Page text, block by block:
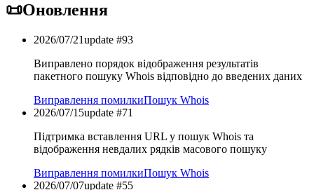
📜Оновлення
2026/07/21update #93
Виправлено порядок відображення результатів
пакетного пошуку Whois відповідно до введених даних
Виправлення помилкиПошук Whois
2026/07/15update #71
Підтримка вставлення URL у пошук Whois та
відображення невдалих рядків масового пошуку
Виправлення помилкиПошук Whois
2026/07/07update #55